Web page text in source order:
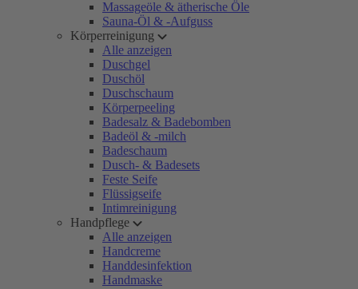
Massageöle & ätherische Öle
Sauna-Öl & -Aufguss
Körperreinigung
Alle anzeigen
Duschgel
Duschöl
Duschschaum
Körperpeeling
Badesalz & Badebomben
Badeöl & -milch
Badeschaum
Dusch- & Badesets
Feste Seife
Flüssigseife
Intimreinigung
Handpflege
Alle anzeigen
Handcreme
Handdesinfektion
Handmaske